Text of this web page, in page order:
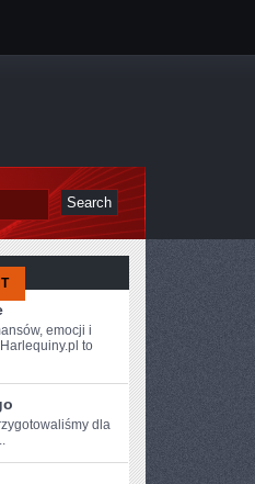
emocji i
to
dla